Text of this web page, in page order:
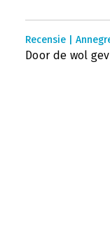
Recensie |
Door de wol